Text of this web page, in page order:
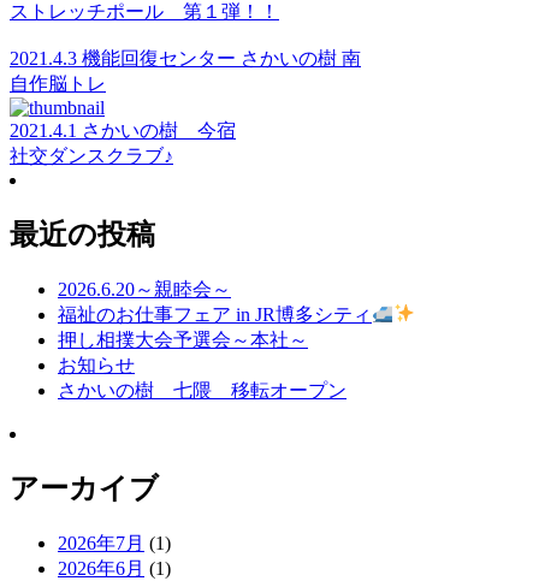
ストレッチポール 第１弾！！
2021.4.3 機能回復センター さかいの樹 南
自作脳トレ
2021.4.1 さかいの樹 今宿
社交ダンスクラブ♪
最近の投稿
2026.6.20～親睦会～
福祉のお仕事フェア in JR博多シティ
押し相撲大会予選会～本社～
お知らせ
さかいの樹 七隈 移転オープン
アーカイブ
2026年7月 (1)
2026年6月 (1)